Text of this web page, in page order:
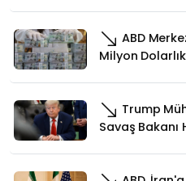
ABD
Milyon
Trump
Savaş Bakanı